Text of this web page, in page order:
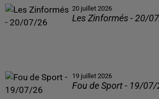
20 juillet 2026
Les Zinformés - 20/
19 juillet 2026
Fou de Sport - 19/07/